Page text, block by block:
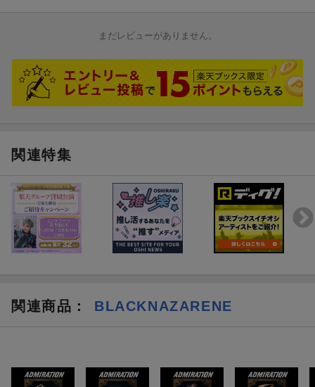
まだレビューがありません。
関連特集
関連商品 ： BLACKNAZARENE